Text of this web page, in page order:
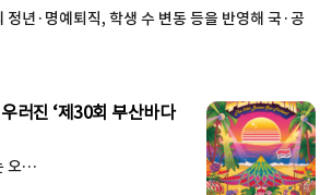
정년·명예퇴직, 학생 수 변동 등을 반영해 국·공
러진 ‘제30회 부산바다
오…